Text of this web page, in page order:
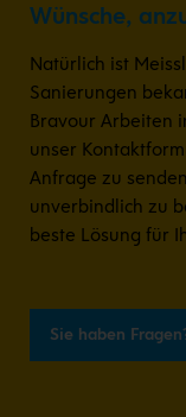
Wünsche,
Natürlich ist
Sanierungen
Bravour Arbeiten
unser
Anfrage zu
unverbindlich zu
beste Lösung für
Sie haben